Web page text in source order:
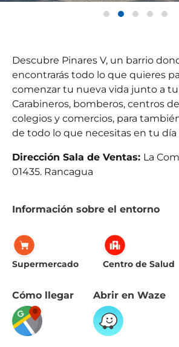
Descubre Pinares V, un barrio
encontrarás todo lo que quieres
comenzar tu nueva vida junto a
Carabineros, bomberos, centros
colegios y comercios, para
de todo lo que necesitas en tu día
Dirección Sala de Ventas: La
01435. Rancagua
Información sobre el entorno
Supermercado Centro de Salud
Cómo llegar Abrir en Waze